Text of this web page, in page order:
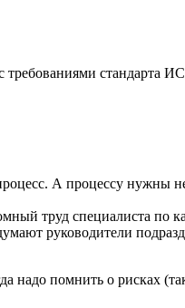
стандарта
А процессу нужны
труд специалиста по
руководители
помнить о рисках